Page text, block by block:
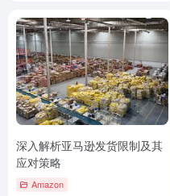
深入解析亚马逊发货限制及其
应对策略
Amazon